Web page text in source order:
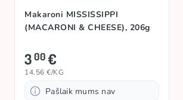
Makaroni MISSISSIPPI
(MACARONI & CHEESE), 206g
300€
14.56 €/KG
Pašlaik mums nav